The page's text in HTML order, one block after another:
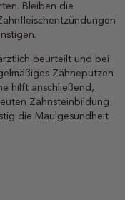
Bleiben die
beurteilt und bei
Zähneputzen
hilft anschließend,
Zahnsteinbildung
die Maulgesundheit